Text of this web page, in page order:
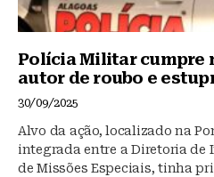
Polícia Militar cumpre
autor de roubo e
30/09/2025
Alvo da ação, localizado na
integrada entre a Diretoria de
de Missões Especiais, tinha